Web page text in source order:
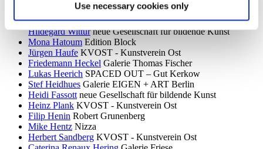
Use necessary cookies only
KVOST - Kunstverein Ost
Harald Krainer, Lutz Marx, Herbert Meyer, Veronika Patzuda,
Hildegard Wittur neue Gesellschaft für bildende Kunst
Mona Hatoum Edition Block
Jürgen Haufe KVOST - Kunstverein Ost
Friedemann Heckel Galerie Thomas Fischer
Lukas Heerich SPACED OUT – Gut Kerkow
Stef Heidhues Galerie EIGEN + ART Berlin
Heidi Fassott neue Gesellschaft für bildende Kunst
Heinz Plank KVOST - Kunstverein Ost
Filip Henin Robert Grunenberg
Mike Hentz Nizza
Herbert Sandberg KVOST - Kunstverein Ost